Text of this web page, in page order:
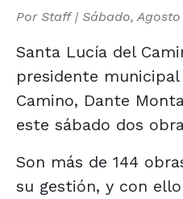
Por Staff| Sábado, Agosto
Santa Lucía del
presidente
Camino, Dante
este sábado dos
Son más de 144
su gestión, y con